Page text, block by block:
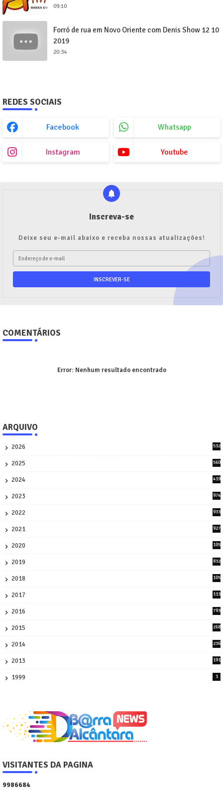
09:10
Forró de rua em Novo Oriente com Denis Show 12 10
2019
20:34
REDES SOCIAIS
Facebook Whatsapp
Instagram Youtube
Inscreva-se
Deixe seu e-mail abaixo e receba nossas atualizações!
COMENTÁRIOS
Error: Nenhum resultado encontrado
ARQUIVO
2026
532
2025
560
2024
419
2023
974
2022
933
2021
927
2020
105
2019
832
2018
105
2017
113
2016
793
2015
268
2014
236
2013
191
1999 1
VISITANTES DA PAGINA
9986684